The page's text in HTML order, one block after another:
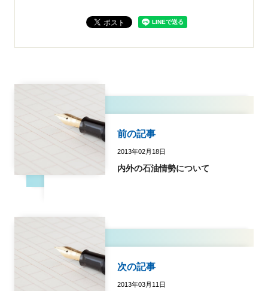
前の記事
2013年02月18日
内外の石油情勢について
次の記事
2013年03月11日